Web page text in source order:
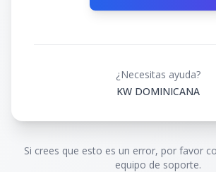
¿Necesitas ayuda?
KW DOMINICANA
Si crees que esto es un error, por favor
equipo de soporte.